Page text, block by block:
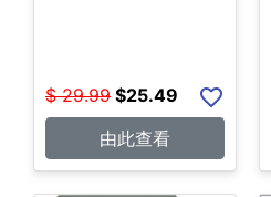
$ 29.99 $25.49
由此查看